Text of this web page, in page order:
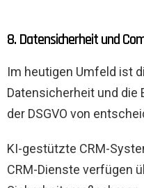
8. Datensicherheit und
Im heutigen Umfeld ist
Datensicherheit und die
der DSGVO von
KI-gestützte CRM-
CRM-Dienste verfügen